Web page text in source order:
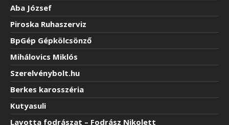
Aba József
Piroska Ruhaszerviz
BpGép Gépkölcsönző
Mihálovics Miklós
Szerelvénybolt.hu
Berkes karosszéria
Kutyasuli
Lavotta fodrászat – Fodrász Nikolett